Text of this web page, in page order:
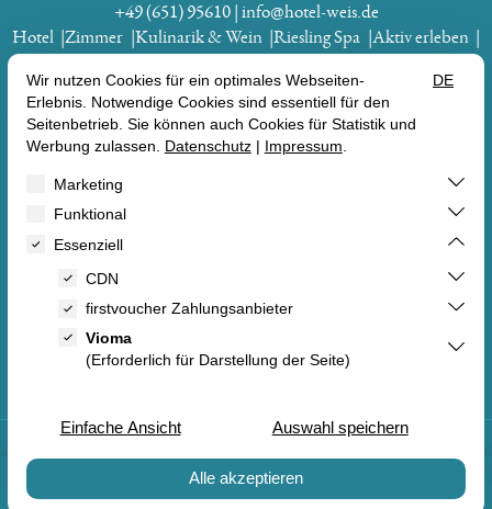
+49 (651) 95610
info@hotel-weis.de
Hotel
Zimmer Kulinarik & Wein Riesling Spa
Aktiv erleben
BUCHEN
ZIMMER ANGEBOTE
Vertrag widerrufen Impressum
